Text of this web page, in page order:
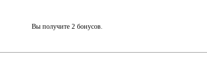
Вы получите 2 бонусов.